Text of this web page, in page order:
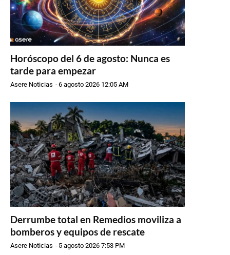
Horóscopo del 6 de agosto: Nunca es
tarde para empezar
Asere Noticias -6 agosto 2026 12:05 AM
Derrumbe total en Remedios moviliza a
bomberos y equipos de rescate
Asere Noticias - 5 agosto 2026 7:53 PM